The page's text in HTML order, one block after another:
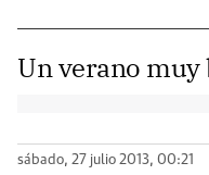
Un verano muy
sábado, 27 julio 2013, 00:21